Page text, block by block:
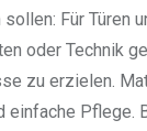
Für Türen
oder Technik
zu erzielen.
Pflege.